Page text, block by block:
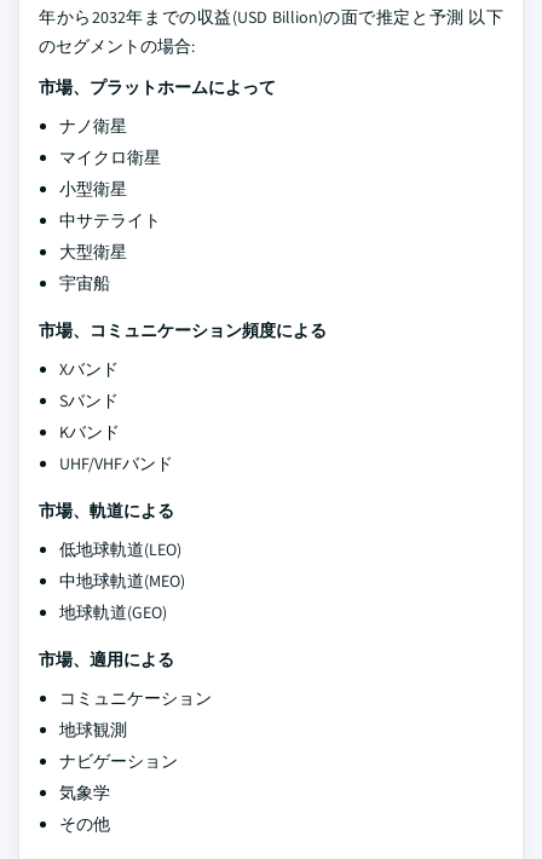
年から2032年までの収益(USD Billion)の面で推定と予測 以下
のセグメントの場合:
市場、プラットホームによって
ナノ衛星
マイクロ衛星
小型衛星
中サテライト
大型衛星
宇宙船
市場、コミュニケーション頻度による
Xバンド
Sバンド
Kバンド
UHF/VHFバンド
市場、軌道による
低地球軌道(LEO)
中地球軌道(MEO)
地球軌道(GEO)
市場、適用による
コミュニケーション
地球観測
ナビゲーション
気象学
その他